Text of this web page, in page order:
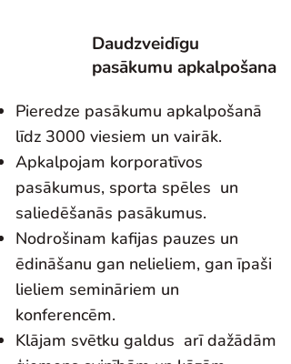
Daudzveidīgu
pasākumu apkalpošana
Pieredze pasākumu apkalpošanā
līdz 3000 viesiem un vairāk.
Apkalpojam korporatīvos
pasākumus, sporta spēles un
saliedēšanās pasākumus.
Nodrošinam kafijas pauzes un
ēdināšanu gan nelieliem, gan īpaši
lieliem semināriem un
konferencēm.
Klājam svētku galdus arī dažādām